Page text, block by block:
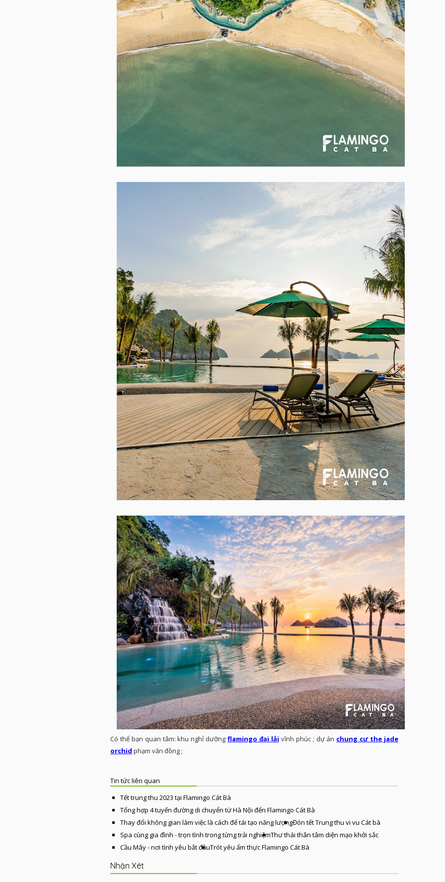
Có thể bạn quan tâm: khu nghỉ dưỡngflamingo đại lải vĩnh phúc ; dự án chung cư the jade
orchid phạm văn đồng ;
Tin tức liên quan
Tết trung thu 2023 tại Flamingo Cát Bà
Tổng hợp 4 tuyến đường di chuyển từ Hà Nội đến Flamingo Cát Bà
Thay đổi không gian làm việc là cách để tái tạo năng lượngĐón tết Trung thu vi vu Cát bà
Spa cùng gia đình - trọn tình trong từng trải nghiệmThư thái thân tâm diện mạo khởi sắc
Cầu Mây - nơi tình yêu bắt đầuTrót yêu ẩm thực Flamingo Cát Bà
Nhận Xét